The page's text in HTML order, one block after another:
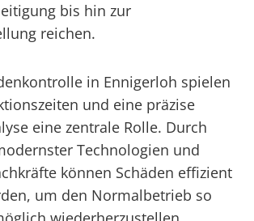
bis hin zur
reichen.
in Ennigerloh spielen
und eine präzise
eine zentrale Rolle. Durch
Technologien und
können Schäden effizient
um den Normalbetrieb so